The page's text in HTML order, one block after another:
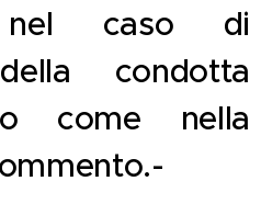
caso di
condotta
come nella